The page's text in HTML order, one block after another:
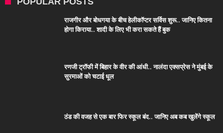
राजगीर और बोधगया के बीच हेलीकॉप्टर सर्विस शुरू.. जानिए कितना
होगा किराया.. शादी के लिए भी करा सकते हैं बुक
रणजी ट्रॉफी में बिहार के वीर की आंधी.. नालंदा एक्सप्रेस ने मुंबई के
सुरमाओं को चटाई धूल
ठंड की वजह से एक बार फिर स्कूल बंद.. जानिए अब कब खुलेंगे स्कूल